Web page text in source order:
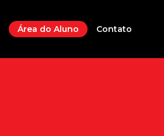
Área do Aluno Contato